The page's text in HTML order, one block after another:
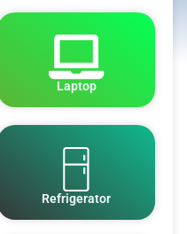
Laptop
Refrigerator